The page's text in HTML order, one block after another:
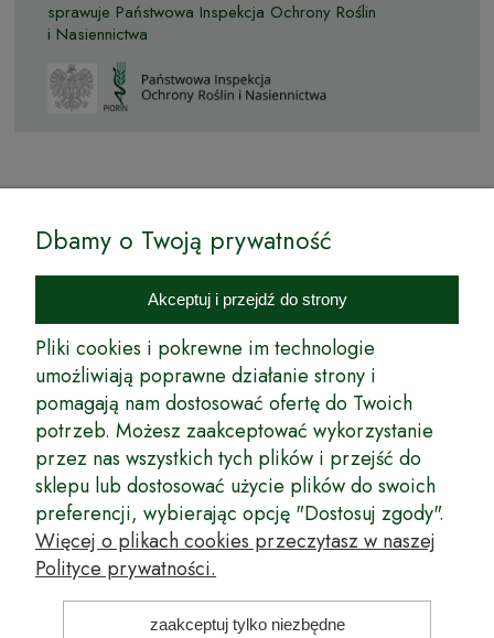
sprawuje Państwowa Inspekcja Ochrony Roślin
i Nasiennictwa
Internetowy Sklep Ogrodniczy Podkarpackie Sady to inicjatywa
podkarpackich szkółkarzy, której zamierzeniem jest wprowadzenie na
rynek wysokiej jakości drzewek owocowych, drzewek ozdobnych oraz
innych produktów pozwalających na uprawianie zarówno małych, jak
i dużych sadów oraz ogrodów.
Wspólnie stworzyliśmy dla Państwa kompleksową ofertę - wspaniałe
produkty, dary ziemi ze szkółek drzewek ozdobnych i owocowych,
których tradycje sięgają roku 1953. Drzewka produkowane są
z najwyższą starannością przez trzecie pokolenie plantatorów.
Długoletnie Doświadczenie sprawiło, że wszystkie drzewka cechuje
duża odporność na zmienne warunki atmosferyczne naszego klimatu
oraz niezwykły urodzaj. W ofercie naszego internetowego sklepu
ogrodniczego: drzewka owocowe, krzewy owocowe, drzewka
ozdobne, odmiany jabłoni, sadzonki drzew owocowych, borówka
amerykańska, róże wielkokwiatowe, odmiany czereśni, odmiany śliwek
Dbamy o Twoją prywatność
Akceptuj i przejdź do strony
Pliki cookies i pokrewne im technologie
umożliwiają poprawne działanie strony i
pomagają nam dostosować ofertę do Twoich
potrzeb. Możesz zaakceptować wykorzystanie
przez nas wszystkich tych plików i przejść do
sklepu lub dostosować użycie plików do swoich
preferencji, wybierając opcję "Dostosuj zgody".
Więcej o plikach cookies przeczytasz w naszej
Polityce prywatności.
zaakceptuj tylko niezbędne